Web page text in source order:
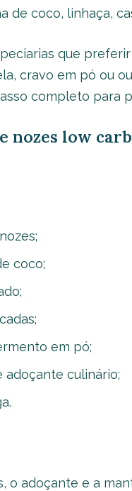
de coco, linhaça,
que
cravo em pó ou
completo para
nozes low
coco;
em pó;
adoçante culinário;
o adoçante e a